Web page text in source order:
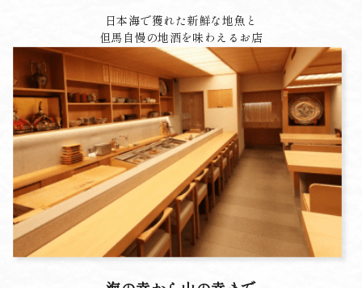
日本海で獲れた新鮮な地魚と
但馬自慢の地酒を味わえるお店